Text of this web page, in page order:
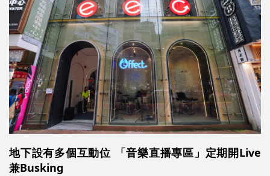
地下設有多個互動位
「音樂直播專區」定期開Live
兼Busking